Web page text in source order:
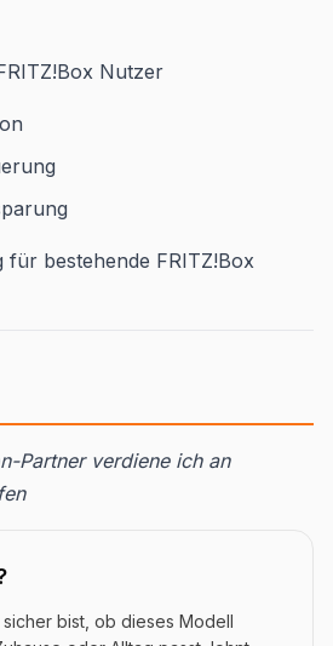
Nutzer
bestehende FRITZ!Box
Partner verdiene ich an
bist, ob dieses Modell